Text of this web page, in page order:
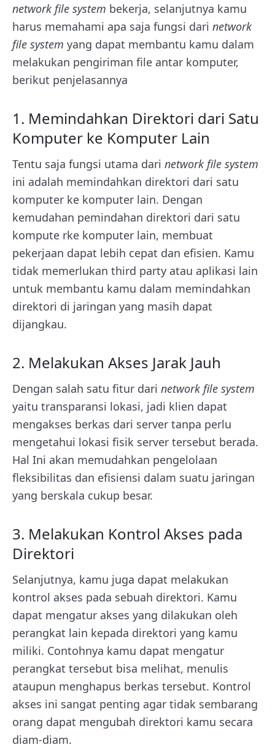
network file system bekerja, selanjutnya kamu
harus memahami apa saja fungsi dari network
file system yang dapat membantu kamu dalam
melakukan pengiriman file antar komputer,
berikut penjelasannya
1. Memindahkan Direktori dari Satu
Komputer ke Komputer Lain
Tentu saja fungsi utama dari network file system
ini adalah memindahkan direktori dari satu
komputer ke komputer lain. Dengan
kemudahan pemindahan direktori dari satu
kompute rke komputer lain, membuat
pekerjaan dapat lebih cepat dan efisien. Kamu
tidak memerlukan third party atau aplikasi lain
untuk membantu kamu dalam memindahkan
direktori di jaringan yang masih dapat
dijangkau.
2. Melakukan Akses Jarak Jauh
Dengan salah satu fitur dari network file system
yaitu transparansi lokasi, jadi klien dapat
mengakses berkas dari server tanpa perlu
mengetahui lokasi fisik server tersebut berada.
Hal Ini akan memudahkan pengelolaan
fleksibilitas dan efisiensi dalam suatu jaringan
yang berskala cukup besar.
3. Melakukan Kontrol Akses pada
Direktori
Selanjutnya, kamu juga dapat melakukan
kontrol akses pada sebuah direktori. Kamu
dapat mengatur akses yang dilakukan oleh
perangkat lain kepada direktori yang kamu
miliki. Contohnya kamu dapat mengatur
perangkat tersebut bisa melihat, menulis
ataupun menghapus berkas tersebut. Kontrol
akses ini sangat penting agar tidak sembarang
orang dapat mengubah direktori kamu secara
diam-diam.